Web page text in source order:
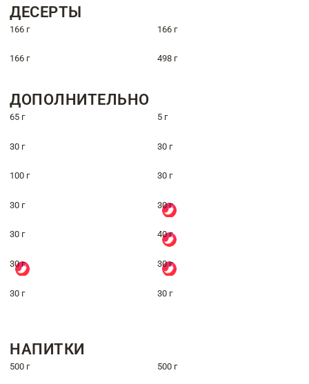
ДЕСЕРТЫ
166 г 166 г
166 г 498 г
ДОПОЛНИТЕЛЬНО
65 г 5 г
30 г 30 г
100 г 30 г
30 г 30 г
30 г 40 г
30 г 30 г
30 г 30 г
НАПИТКИ
500 г 500 г